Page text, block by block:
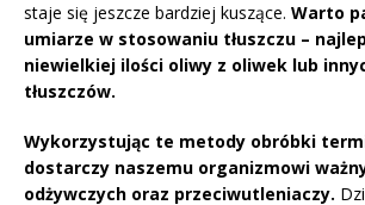
staje się jeszcze bardziej kuszące. Warto
umiarze w stosowaniu tłuszczu –
niewielkiej ilości oliwy z oliwek lub
tłuszczów.
Wykorzystując te metody obróbki
dostarczy naszemu organizmowi
odżywczych oraz przeciwutleniaczy.